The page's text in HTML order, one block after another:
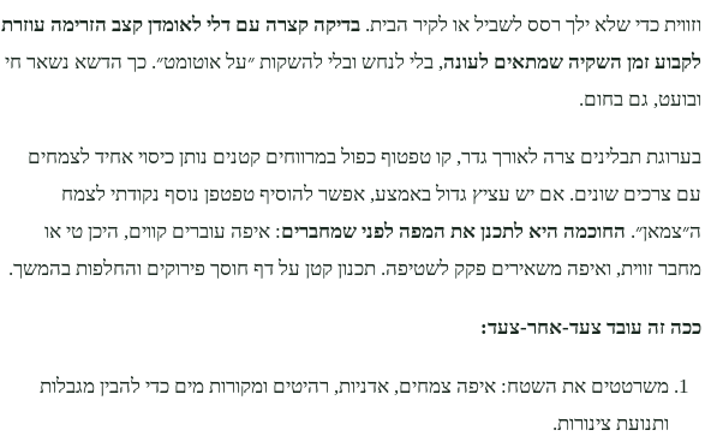
וזווית כדי שלא ילך רסס לשביל או לקיר הבית. בדיקה קצרה עם דלי לאומדן קצב הזרימה עוזרת
לקבוע זמן השקיה שמתאים לעונה, בלי לנחש ובלי להשקות ״על אוטומט״. כך הדשא נשאר חי
ובועט, גם בחום.
בערוגת תבלינים צרה לאורך גדר, קו טפטוף כפול במרווחים קטנים נותן כיסוי אחיד לצמחים
עם צרכים שונים. אם יש עציץ גדול באמצע, אפשר להוסיף טפטפן נוסף נקודתי לצמח
ה״צמאן״. החוכמה היא לתכנן את המפה לפני שמחברים: איפה עוברים קווים, היכן טי או
מחבר זווית, ואיפה משאירים פקק לשטיפה. תכנון קטן על דף חוסך פירוקים והחלפות בהמשך.
ככה זה עובד צעד‑אחר‑צעד:
משרטטים את השטח: איפה צמחים, אדניות, רהיטים ומקורות מים כדי להבין מגבלות
ותנועת צינורות.